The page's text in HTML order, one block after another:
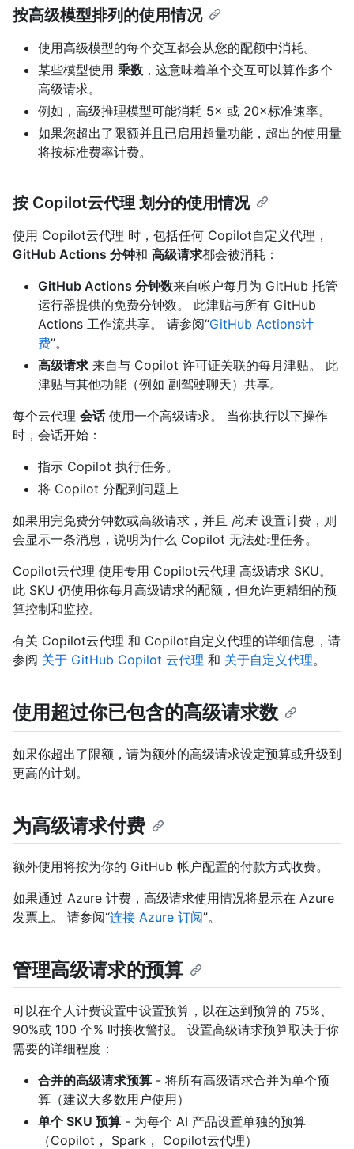
按高级模型排列的使用情况
使用高级模型的每个交互都会从您的配额中消耗。
某些模型使用 乘数 ，这意味着单个交互可以算作多个
高级请求。
例如，高级推理模型可能消耗 5× 或 20×标准速率。
如果您超出了限额并且已启用超量功能，超出的使用量
将按标准费率计费。
按 Copilot云代理 划分的使用情况
使用 Copilot云代理 时，包括任何 Copilot自定义代理，
GitHub Actions 分钟和 高级请求都会被消耗：
GitHub Actions 分钟数来自帐户每月为 GitHub 托管
运行器提供的免费分钟数。 此津贴与所有 GitHub
Actions 工作流共享。 请参阅“GitHub Actions计
费”。
高级请求 来自与 Copilot 许可证关联的每月津贴。 此
津贴与其他功能（例如 副驾驶聊天）共享。
每个云代理 会话使用一个高级请求。 当你执行以下操作
时，会话开始：
指示 Copilot 执行任务。
将 Copilot 分配到问题上
如果用完免费分钟数或高级请求，并且 尚未设置计费，则
会显示一条消息，说明为什么 Copilot 无法处理任务。
Copilot云代理 使用专用 Copilot云代理 高级请求 SKU。
此 SKU 仍使用你每月高级请求的配额，但允许更精细的预
算控制和监控。
有关 Copilot云代理 和 Copilot自定义代理的详细信息，请
参阅 关于 GitHub Copilot 云代理 和 关于自定义代理。
使用超过你已包含的高级请求数
如果你超出了限额，请为额外的高级请求设定预算或升级到
更高的计划。
为高级请求付费
额外使用将按为你的 GitHub 帐户配置的付款方式收费。
如果通过 Azure 计费，高级请求使用情况将显示在 Azure
发票上。 请参阅“连接 Azure 订阅”。
管理高级请求的预算
可以在个人计费设置中设置预算，以在达到预算的 75%、
90%或 100 个% 时接收警报。 设置高级请求预算取决于你
需要的详细程度：
合并的高级请求预算 - 将所有高级请求合并为单个预
算（建议大多数用户使用）
单个 SKU 预算 - 为每个 AI 产品设置单独的预算
（Copilot， Spark， Copilot云代理）